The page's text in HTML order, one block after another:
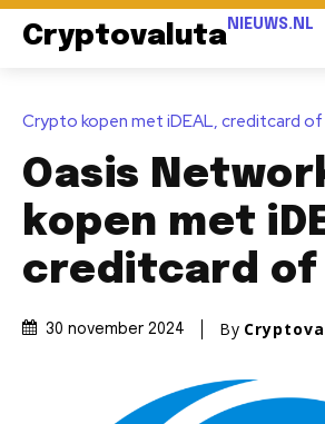
Cryptovaluta NIEUWS.NL
Crypto kopen met iDEAL, creditcard of
Oasis
kopen met
creditcard of
30 november 2024 By